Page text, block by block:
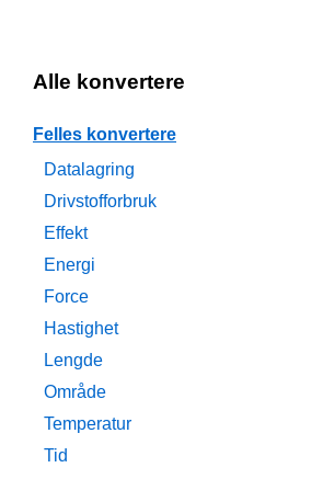
Alle konvertere
Felles konvertere
Datalagring
Drivstofforbruk
Effekt
Energi
Force
Hastighet
Lengde
Område
Temperatur
Tid